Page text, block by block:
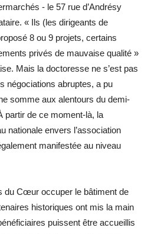
- le 57 rue d’Andrésy
« Ils (les dirigeants de
8 ou 9 projets, certains
privés de mauvaise qualité »
Mais la doctoresse ne s’est pas
négociations abruptes, a pu
somme aux alentours du demi-
partir de ce moment-là, la
nationale envers l’association
manifestée au niveau
du Cœur occuper le bâtiment de
historiques ont mis la main
puissent être accueillis